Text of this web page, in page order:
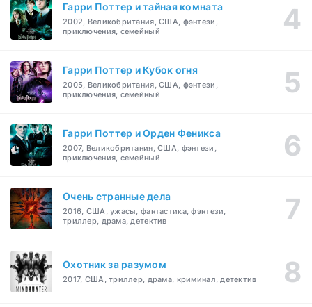
Гарри Поттер и тайная комната
2002, Великобритания, США, фэнтези,
приключения, семейный
Гарри Поттер и Кубок огня
2005, Великобритания, США, фэнтези,
приключения, семейный
Гарри Поттер и Орден Феникса
2007, Великобритания, США, фэнтези,
приключения, семейный
Очень странные дела
2016, США, ужасы, фантастика, фэнтези,
триллер, драма, детектив
Охотник за разумом
2017, США, триллер, драма, криминал, детектив